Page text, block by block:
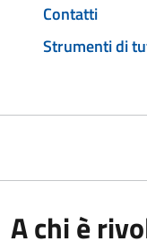
Contatti
Strumenti di
A chi è